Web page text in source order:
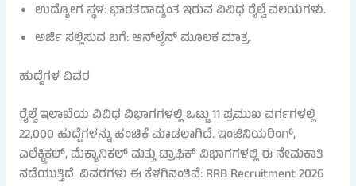
ಉದ್ಯೋಗ ಸ್ಥಳ: ಭಾರತದಾದ್ಯಂತ ಇರುವ ವಿವಿಧ ರೈಲ್ವೆ ವಲಯಗಳು.
ಅರ್ಜಿ ಸಲ್ಲಿಸುವ ಬಗೆ: ಆನ್‌ಲೈನ್ ಮೂಲಕ ಮಾತ್ರ.
ಹುದ್ದೆಗಳ ವಿವರ
ರೈಲ್ವೆ ಇಲಾಖೆಯ ವಿವಿಧ ವಿಭಾಗಗಳಲ್ಲಿ ಒಟ್ಟು 11 ಪ್ರಮುಖ ವರ್ಗಗಳಲ್ಲಿ
22,000 ಹುದ್ದೆಗಳನ್ನು ಹಂಚಿಕೆ ಮಾಡಲಾಗಿದೆ. ಇಂಜಿನಿಯರಿಂಗ್,
ಎಲೆಕ್ಟ್ರಿಕಲ್, ಮೆಕ್ಯಾನಿಕಲ್ ಮತ್ತು ಟ್ರಾಫಿಕ್ ವಿಭಾಗಗಳಲ್ಲಿ ಈ ನೇಮಕಾತಿ
ನಡೆಯುತ್ತಿದೆ. ವಿವರಗಳು ಈ ಕೆಳಗಿನಂತಿವೆ: RRB Recruitment 2026